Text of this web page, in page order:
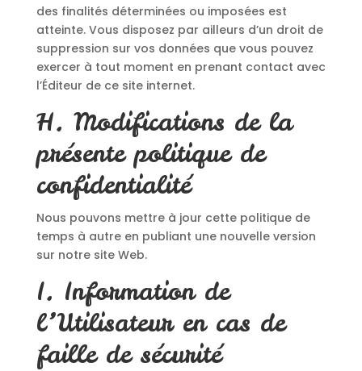
des finalités déterminées ou imposées est
atteinte. Vous disposez par ailleurs d’un droit de
suppression sur vos données que vous pouvez
exercer à tout moment en prenant contact avec
l’Éditeur de ce site internet.
H. Modifications de la
présente politique de
confidentialité
Nous pouvons mettre à jour cette politique de
temps à autre en publiant une nouvelle version
sur notre site Web.
I. Information de
l’Utilisateur en cas de
faille de sécurité